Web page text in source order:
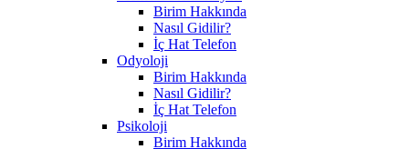
Birim Hakkında
Nasıl Gidilir?
İç Hat Telefon
Odyoloji
Birim Hakkında
Nasıl Gidilir?
İç Hat Telefon
Psikoloji
Birim Hakkında